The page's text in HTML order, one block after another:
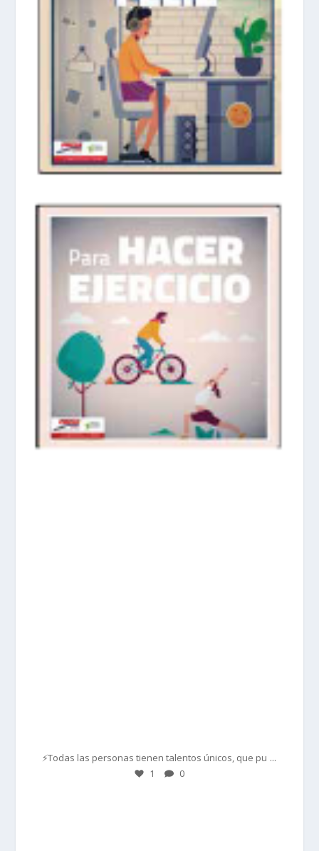
⚡Todas las personas tienen talentos únicos, que pu ...
1 0